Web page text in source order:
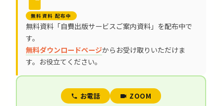
無料資料 配布中
無料資料「自費出版サービスご案内資料」を配布中で
す。
無料ダウンロードページからお受け取りいただけま
す。お役立てください。
お電話 ZOOM